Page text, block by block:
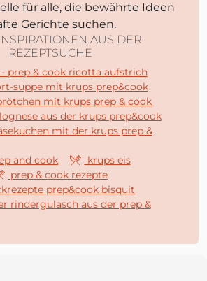
für alle, die bewährte Ideen
Gerichte suchen.
AUS DER
REZEPTSUCHE
prep & cook ricotta aufstrich
suppe mit krups prep&cook
mit krups prep & cook
aus der krups prep&cook
mit der krups prep &
and cook
krups eis
prep & cook rezepte
prep&cook bisquit
rindergulasch aus der prep &